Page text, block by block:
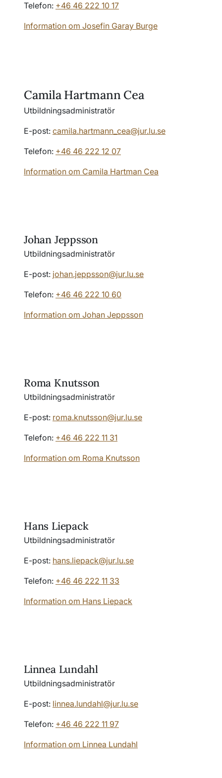
Telefon: +46 46 222 10 17
Information om Josefin Garay Burge
Camila Hartmann Cea
Utbildningsadministratör
E-post: camila.hartmann_cea@jur.lu.se
Telefon: +46 46 222 12 07
Information om Camila Hartman Cea
Johan Jeppsson
Utbildningsadministratör
E-post: johan.jeppsson@jur.lu.se
Telefon: +46 46 222 10 60
Information om Johan Jeppsson
Roma Knutsson
Utbildningsadministratör
E-post: roma.knutsson@jur.lu.se
Telefon: +46 46 222 11 31
Information om Roma Knutsson
Hans Liepack
Utbildningsadministratör
E-post: hans.liepack@jur.lu.se
Telefon: +46 46 222 11 33
Information om Hans Liepack
Linnea Lundahl
Utbildningsadministratör
E-post: linnea.lundahl@jur.lu.se
Telefon: +46 46 222 11 97
Information om Linnea Lundahl